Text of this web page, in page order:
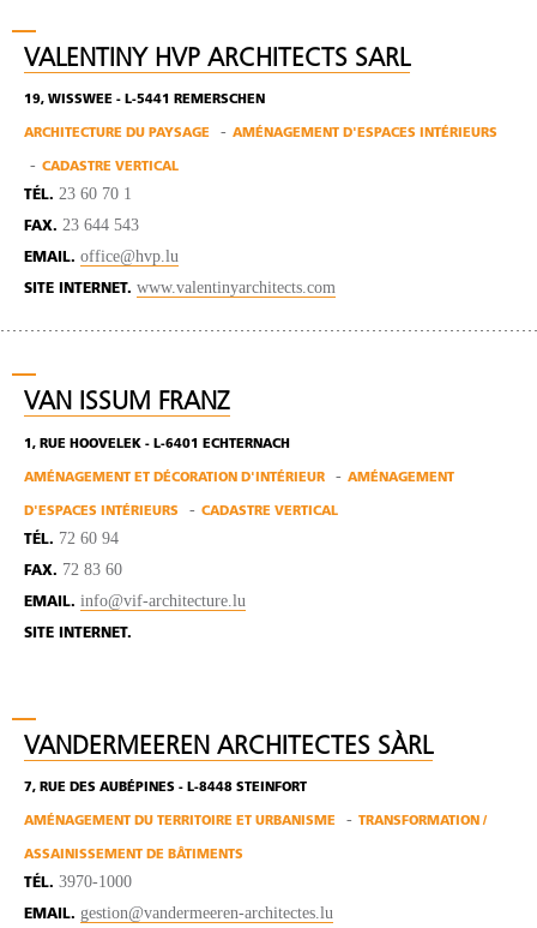
VALENTINY HVP ARCHITECTS SARL
19, WISSWEE - L-5441 REMERSCHEN
ARCHITECTURE DU PAYSAGE AMÉNAGEMENT D'ESPACES INTÉRIEURS
CADASTRE VERTICAL
TÉL. 23 60 70 1
FAX. 23 644 543
EMAIL. office@hvp.lu
SITE INTERNET. www.valentinyarchitects.com
VAN ISSUM FRANZ
1, RUE HOOVELEK - L-6401 ECHTERNACH
AMÉNAGEMENT ET DÉCORATION D'INTÉRIEUR AMÉNAGEMENT
D'ESPACES INTÉRIEURS CADASTRE VERTICAL
TÉL. 72 60 94
FAX. 72 83 60
EMAIL. info@vif-architecture.lu
SITE INTERNET.
VANDERMEEREN ARCHITECTES SÀRL
7, RUE DES AUBÉPINES - L-8448 STEINFORT
AMÉNAGEMENT DU TERRITOIRE ET URBANISME TRANSFORMATION /
ASSAINISSEMENT DE BÂTIMENTS
TÉL. 3970-1000
EMAIL. gestion@vandermeeren-architectes.lu